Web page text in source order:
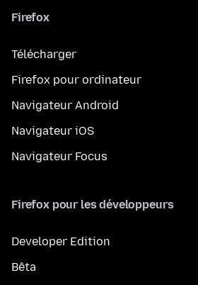
Firefox
Télécharger
Firefox pour ordinateur
Navigateur Android
Navigateur iOS
Navigateur Focus
Firefox pour les développeurs
Developer Edition
Bêta